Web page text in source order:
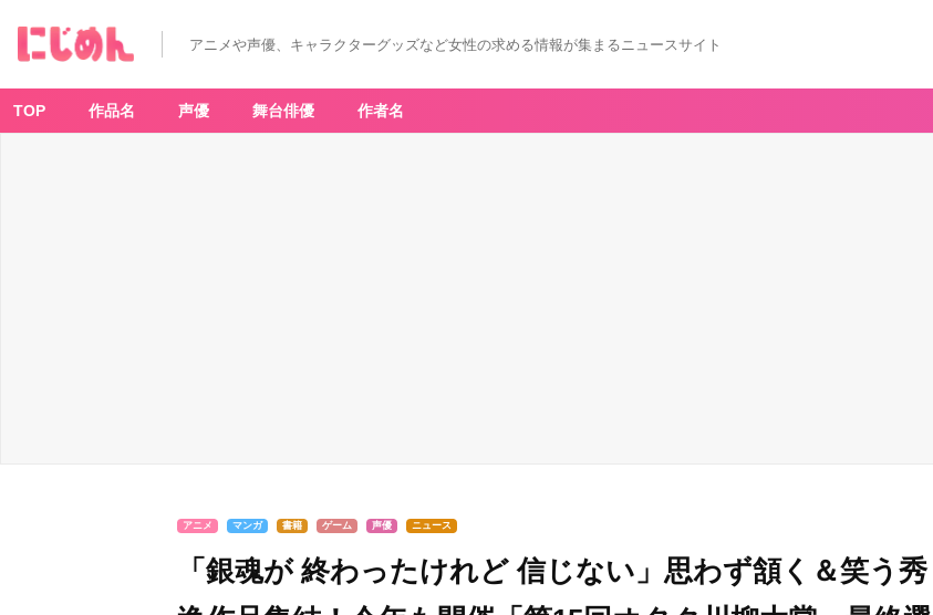
アニメや声優、キャラクターグッズなど女性の求める情報が集まるニュースサイト
TOP 作品名 声優 舞台俳優 作者名
アニメ マンガ 書籍 ゲーム 声優 ニュース
「銀魂が 終わったけれど 信じない」思わず頷く＆笑う秀